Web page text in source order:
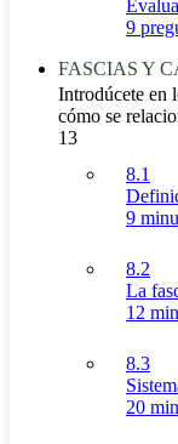
9
FASCIAS Y
Introdúcete en
cómo se
13
8.1
9
8.2
La
12
8.3
20